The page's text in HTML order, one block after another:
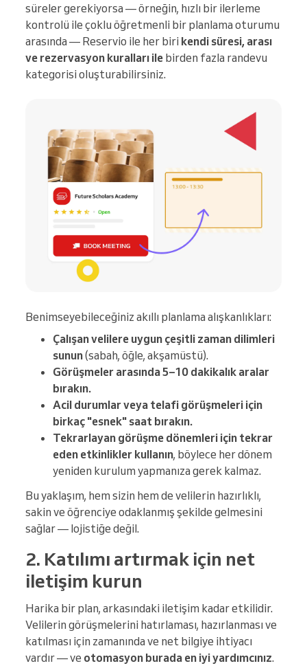
süreler gerekiyorsa — örneğin, hızlı bir ilerleme
kontrolü ile çoklu öğretmenli bir planlama oturumu
arasında — Reservio ile her biri kendi süresi, arası
ve rezervasyon kuralları ile birden fazla randevu
kategorisi oluşturabilirsiniz.
Benimseyebileceğiniz akıllı planlama alışkanlıkları:
Çalışan velilere uygun çeşitli zaman dilimleri
sunun(sabah, öğle, akşamüstü).
Görüşmeler arasında 5–10 dakikalık aralar
bırakın.
Acil durumlar veya telafi görüşmeleri için
birkaç "esnek" saat bırakın.
Tekrarlayan görüşme dönemleri için tekrar
eden etkinlikler kullanın, böylece her dönem
yeniden kurulum yapmanıza gerek kalmaz.
Bu yaklaşım, hem sizin hem de velilerin hazırlıklı,
sakin ve öğrenciye odaklanmış şekilde gelmesini
sağlar — lojistiğe değil.
2. Katılımı artırmak için net
iletişim kurun
Harika bir plan, arkasındaki iletişim kadar etkilidir.
Velilerin görüşmelerini hatırlaması, hazırlanması ve
katılması için zamanında ve net bilgiye ihtiyacı
vardır — ve otomasyon burada en iyi yardımcınız.